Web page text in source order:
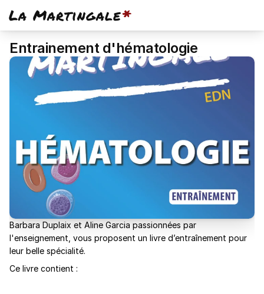
La Martingale*
Entrainement d'hématologie
Barbara Duplaix et Aline Garcia passionnées par
l'enseignement, vous proposent un livre d’entraînement pour
leur belle spécialité.
Ce livre contient :